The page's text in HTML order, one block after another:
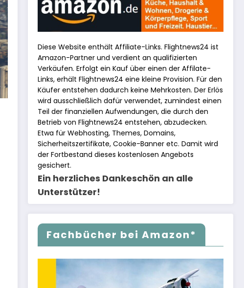
Diese Website enthält Affiliate-Links. Flightnews24 ist
Amazon-Partner und verdient an qualifizierten
Verkäufen. Erfolgt ein Kauf über einen der Affilate-
Links, erhält Flightnews24 eine kleine Provision. Für den
Käufer entstehen dadurch keine Mehrkosten. Der Erlös
wird ausschließlich dafür verwendet, zumindest einen
Teil der finanziellen Aufwendungen, die durch den
Betrieb von Flightnews24 entstehen, abzudecken.
Etwa für Webhosting, Themes, Domains,
Sicherheitszertifikate, Cookie-Banner etc. Damit wird
der Fortbestand dieses kostenlosen Angebots
gesichert.
Ein herzliches Dankeschön an alle
Unterstützer!
Fachbücher bei Amazon*